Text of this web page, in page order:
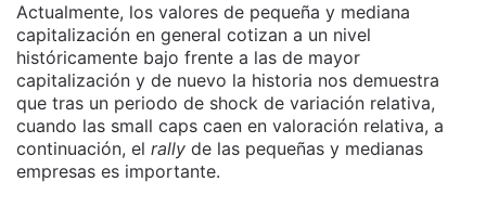
Actualmente, los valores de pequeña y mediana
capitalización en general cotizan a un nivel
históricamente bajo frente a las de mayor
capitalización y de nuevo la historia nos demuestra
que tras un periodo de shock de variación relativa,
cuando las small caps caen en valoración relativa, a
continuación, el rally de las pequeñas y medianas
empresas es importante.